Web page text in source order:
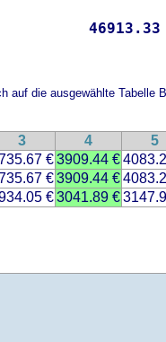
46913.33
auf die ausgewählte Tabelle
3 4 5
€3909.44 €
€3909.44 €
€3041.89 €